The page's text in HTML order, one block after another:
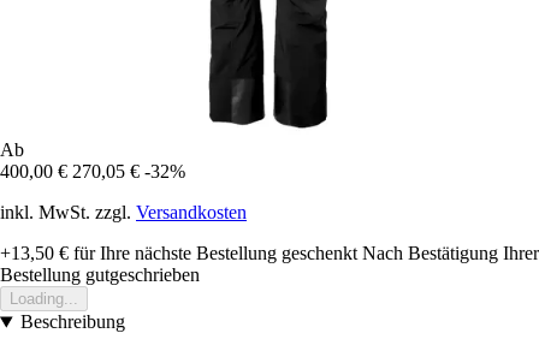
Ab
400,00 € 270,05 € -32%
inkl. MwSt. zzgl. Versandkosten
+13,50 € für Ihre nächste Bestellung geschenkt Nach Bestätigung Ihrer
Bestellung gutgeschrieben
Loading...
Beschreibung